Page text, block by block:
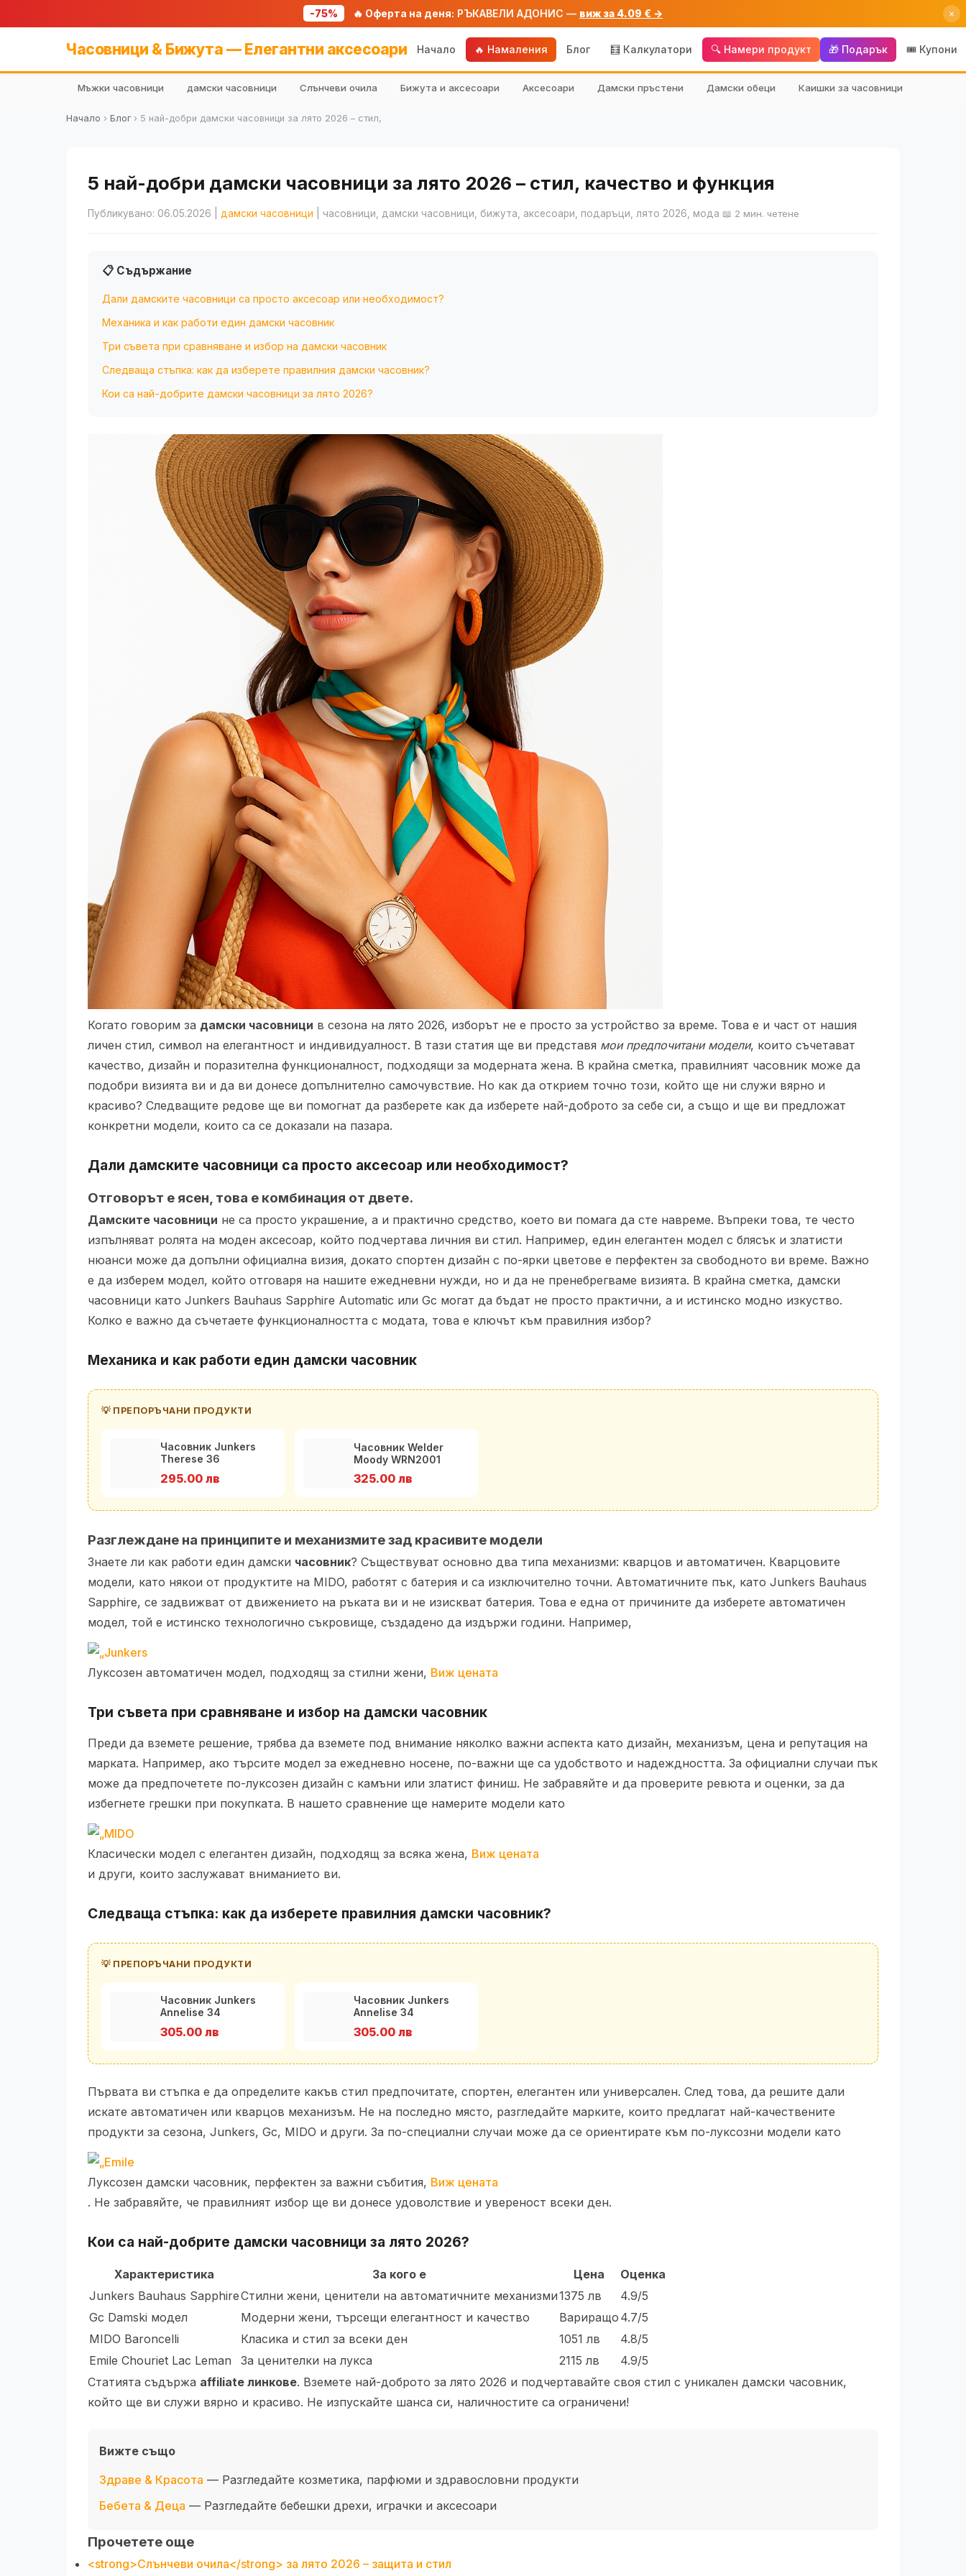
-75% 🔥 Оферта на деня: РЪКАВЕЛИ АДОНИС — виж за 4.09 € → ×
Часовници & Бижута — Елегантни аксесоари Начало 🔥 Намаления Блог 🧮 Калкулатори 🔍 Намери продукт 🎁 Подарък 🎟️ Купони
Мъжки часовници дамски часовници Слънчеви очила Бижута и аксесоари Аксесоари Дамски пръстени Дамски обеци Каишки за часовници
Начало › Блог› 5 най-добри дамски часовници за лято 2026 – стил,
5 най-добри дамски часовници за лято 2026 – стил, качество и функция
Публикувано: 06.05.2026 дамски часовници | часовници, дамски часовници, бижута, аксесоари, подаръци, лято 2026, мода 📖 2 мин. четене
📋 Съдържание
Дали дамските часовници са просто аксесоар или необходимост?
Механика и как работи един дамски часовник
Три съвета при сравняване и избор на дамски часовник
Следваща стъпка: как да изберете правилния дамски часовник?
Кои са най-добрите дамски часовници за лято 2026?
Когато говорим за дамски часовници в сезона на лято 2026, изборът не е просто за устройство за време. Това е и част от нашия
личен стил, символ на елегантност и индивидуалност. В тази статия ще ви представя мои предпочитани модели, които съчетават
качество, дизайн и поразителна функционалност, подходящи за модерната жена. В крайна сметка, правилният часовник може да
подобри визията ви и да ви донесе допълнително самочувствие. Но как да открием точно този, който ще ни служи вярно и
красиво? Следващите редове ще ви помогнат да разберете как да изберете най-доброто за себе си, а също и ще ви предложат
конкретни модели, които са се доказали на пазара.
Дали дамските часовници са просто аксесоар или необходимост?
Отговорът е ясен, това е комбинация от двете.
Дамските часовници не са просто украшение, а и практично средство, което ви помага да сте навреме. Въпреки това, те често
изпълняват ролята на моден аксесоар, който подчертава личния ви стил. Например, един елегантен модел с блясък и златисти
нюанси може да допълни официална визия, докато спортен дизайн с по-ярки цветове е перфектен за свободното ви време. Важно
е да изберем модел, който отговаря на нашите ежедневни нужди, но и да не пренебрегваме визията. В крайна сметка, дамски
часовници като Junkers Bauhaus Sapphire Automatic или Gc могат да бъдат не просто практични, а и истинско модно изкуство.
Колко е важно да съчетаете функционалността с модата, това е ключът към правилния избор?
Механика и как работи един дамски часовник
💡 ПРЕПОРЪЧАНИ ПРОДУКТИ
Часовник Junkers
Therese 36
295.00 лв
Часовник Welder
Moody WRN2001
325.00 лв
Разглеждане на принципите и механизмите зад красивите модели
Знаете ли как работи един дамски часовник? Съществуват основно два типа механизми: кварцов и автоматичен. Кварцовите
модели, като някои от продуктите на MIDO, работят с батерия и са изключително точни. Автоматичните пък, като Junkers Bauhaus
Sapphire, се задвижват от движението на ръката ви и не изискват батерия. Това е една от причините да изберете автоматичен
модел, той е истинско технологично съкровище, създадено да издържи години. Например,
Луксозен автоматичен модел, подходящ за стилни жени, Виж цената
Три съвета при сравняване и избор на дамски часовник
Преди да вземете решение, трябва да вземете под внимание няколко важни аспекта като дизайн, механизъм, цена и репутация на
марката. Например, ако търсите модел за ежедневно носене, по-важни ще са удобството и надеждността. За официални случаи пък
може да предпочетете по-луксозен дизайн с камъни или златист финиш. Не забравяйте и да проверите ревюта и оценки, за да
избегнете грешки при покупката. В нашето сравнение ще намерите модели като
Класически модел с елегантен дизайн, подходящ за всяка жена, Виж цената
и други, които заслужават вниманието ви.
Следваща стъпка: как да изберете правилния дамски часовник?
💡 ПРЕПОРЪЧАНИ ПРОДУКТИ
Часовник Junkers
Annelise 34
305.00 лв
Часовник Junkers
Annelise 34
305.00 лв
Първата ви стъпка е да определите какъв стил предпочитате, спортен, елегантен или универсален. След това, да решите дали
искате автоматичен или кварцов механизъм. Не на последно място, разгледайте марките, които предлагат най-качествените
продукти за сезона, Junkers, Gc, MIDO и други. За по-специални случаи може да се ориентирате към по-луксозни модели като
Луксозен дамски часовник, перфектен за важни събития, Виж цената
. Не забравяйте, че правилният избор ще ви донесе удоволствие и увереност всеки ден.
Кои са най-добрите дамски часовници за лято 2026?
Характеристика За кого е Цена
Оценка
Junkers Bauhaus SapphireСтилни жени, ценители на автоматичните механизми1375 лв
4.9/5
Gc Damski модел
Модерни жени, търсещи елегантност и качество Вариращо 4.7/5
MIDO Baroncelli
Класика и стил за всеки ден 1051 лв
4.8/5
Emile Chouriet Lac Leman
За ценителки на лукса 2115 лв
4.9/5
Статията съдържа affiliate линкове. Вземете най-доброто за лято 2026 и подчертавайте своя стил с уникален дамски часовник,
който ще ви служи вярно и красиво. Не изпускайте шанса си, наличностите са ограничени!
Вижте също
Здраве & Красота — Разгледайте козметика, парфюми и здравословни продукти
Бебета & Деца — Разгледайте бебешки дрехи, играчки и аксесоари
Прочетете още
<strong>Слънчеви очила</strong> за лято 2026 – защита и стил